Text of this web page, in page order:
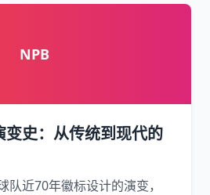
NPB
变史：从传统到现代的
队近70年徽标设计的演变，